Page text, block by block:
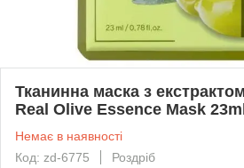
Тканинна маска з
Real Olive Essence Mask
Немає в наявності
Код: zd-6775
Роздріб